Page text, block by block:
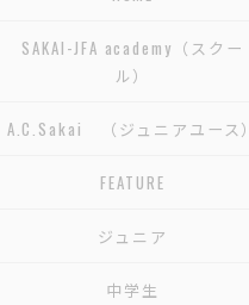
SAKAI-JFA academy（スクー
ル）
A.C.Sakai （ジュニアユース）
FEATURE
ジュニア
中学生